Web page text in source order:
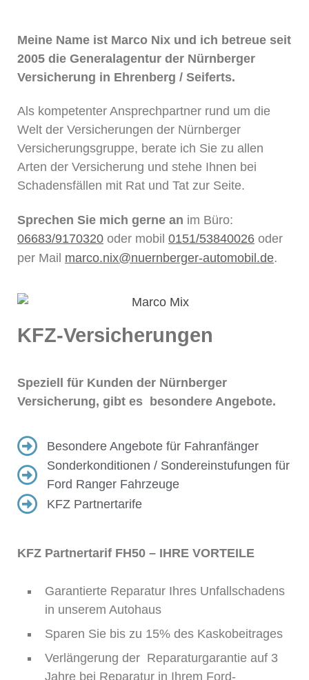
Meine Name ist Marco Nix und ich betreue seit
2005 die Generalagentur der Nürnberger
Versicherung in Ehrenberg / Seiferts.
Als kompetenter Ansprechpartner rund um die
Welt der Versicherungen der Nürnberger
Versicherungsgruppe, berate ich Sie zu allen
Arten der Versicherung und stehe Ihnen bei
Schadensfällen mit Rat und Tat zur Seite.
Sprechen Sie mich gerne an im Büro:
06683/9170320 oder mobil 0151/53840026 oder
per Mail marco.nix@nuernberger-automobil.de.
KFZ-Versicherungen
Speziell für Kunden der Nürnberger
Versicherung, gibt es besondere Angebote.
Besondere Angebote für Fahranfänger
Sonderkonditionen / Sondereinstufungen für
Ford Ranger Fahrzeuge
KFZ Partnertarife
KFZ Partnertarif FH50 – IHRE VORTEILE
Garantierte Reparatur Ihres Unfallschadens
in unserem Autohaus
Sparen Sie bis zu 15% des Kaskobeitrages
Verlängerung der Reparaturgarantie auf 3
Jahre bei Reparatur in Ihrem Ford-